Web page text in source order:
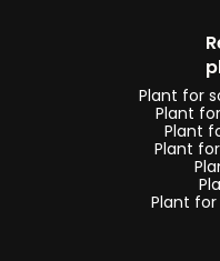
Plant for
Plant
Plant
Plant
Plant